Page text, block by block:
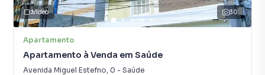
30
Vídeo
Apartamento
Apartamento à Venda em Saúde
Avenida Miguel Estefno, 0 - Saúde